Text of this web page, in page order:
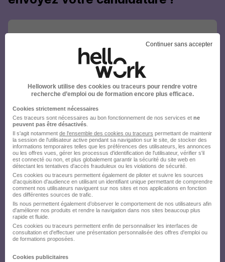
Continuer sans accepter
Hellowork utilise des cookies ou traceurs pour rendre votre
recherche d’emploi ou de formation encore plus efficace.
Cookies strictement nécessaires
Ces traceurs sont nécessaires au bon fonctionnement de nos services et ne
peuvent pas être désactivés
Il s'agit notamment de l'ensemble des cookies ou traceurs permettant de maintenir
la session de l'utilisateur active pendant sa navigation sur le site, de stocker des
informations temporaires telles que les préférences des utilisateurs, les annonces
ou les offres vues, gérer les processus d'identification de l'utilisateur, vérifier s'il
est connecté ou non, et plus globalement garantir la sécurité du site web en
détectant les tentatives d'accès frauduleux ou les violations de sécurité.
Ces cookies ou traceurs permettent également de piloter et suivre les sources
d'acquisition d'audience en utilisant un identifiant unique permettant de comprendre
comment nos utilisateurs naviguent sur nos sites et nos applications en fonction
des différentes sources de trafic.
Ils nous permettent également d’observer le comportement de nos utilisateurs afin
d'améliorer nos produits et rendre la navigation dans nos sites beaucoup plus
rapide et fluide.
Ces cookies ou traceurs permettent enfin de personnaliser les interfaces de
consultation et d'effectuer une présentation personnalisée des offres d'emploi ou
de formations proposées.
Cookies publicitaires